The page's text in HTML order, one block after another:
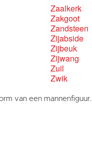
Zaalkerk
Zakgoot
Zandsteen
Zijabside
Zijbeuk
Zijwang
Zuil
Zwik
van een mannenfiguur.